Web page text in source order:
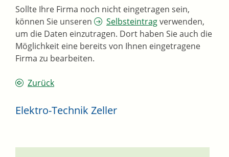
Sollte Ihre Firma noch nicht eingetragen sein,
können Sie unseren
Selbsteintragverwenden,
um die Daten einzutragen. Dort haben Sie auch die
Möglichkeit eine bereits von Ihnen eingetragene
Firma zu bearbeiten.
Zurück
Elektro-Technik Zeller